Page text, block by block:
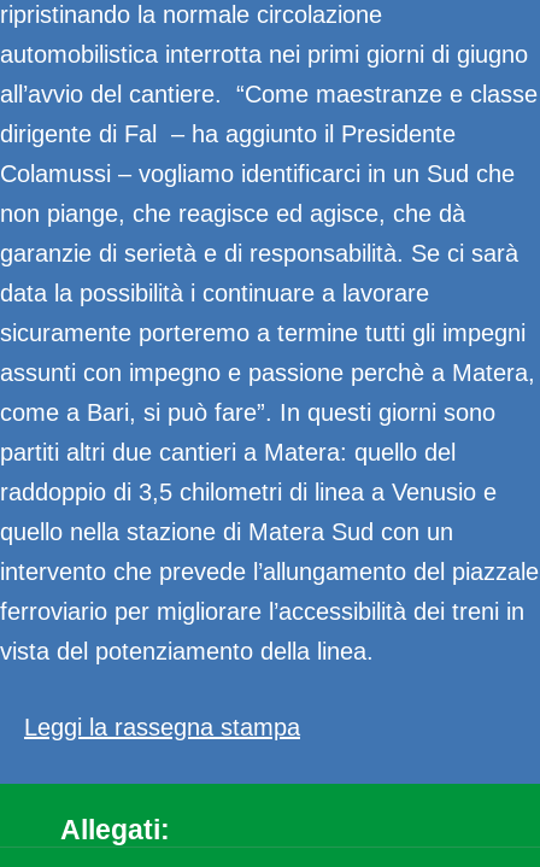
ripristinando la normale circolazione
automobilistica interrotta nei primi giorni di giugno
all’avvio del cantiere. “Come maestranze e classe
dirigente di Fal – ha aggiunto il Presidente
Colamussi – vogliamo identificarci in un Sud che
non piange, che reagisce ed agisce, che dà
garanzie di serietà e di responsabilità. Se ci sarà
data la possibilità i continuare a lavorare
sicuramente porteremo a termine tutti gli impegni
assunti con impegno e passione perchè a Matera,
come a Bari, si può fare”. In questi giorni sono
partiti altri due cantieri a Matera: quello del
raddoppio di 3,5 chilometri di linea a Venusio e
quello nella stazione di Matera Sud con un
intervento che prevede l’allungamento del piazzale
ferroviario per migliorare l’accessibilità dei treni in
vista del potenziamento della linea.
Leggi la rassegna stampa
Allegati: